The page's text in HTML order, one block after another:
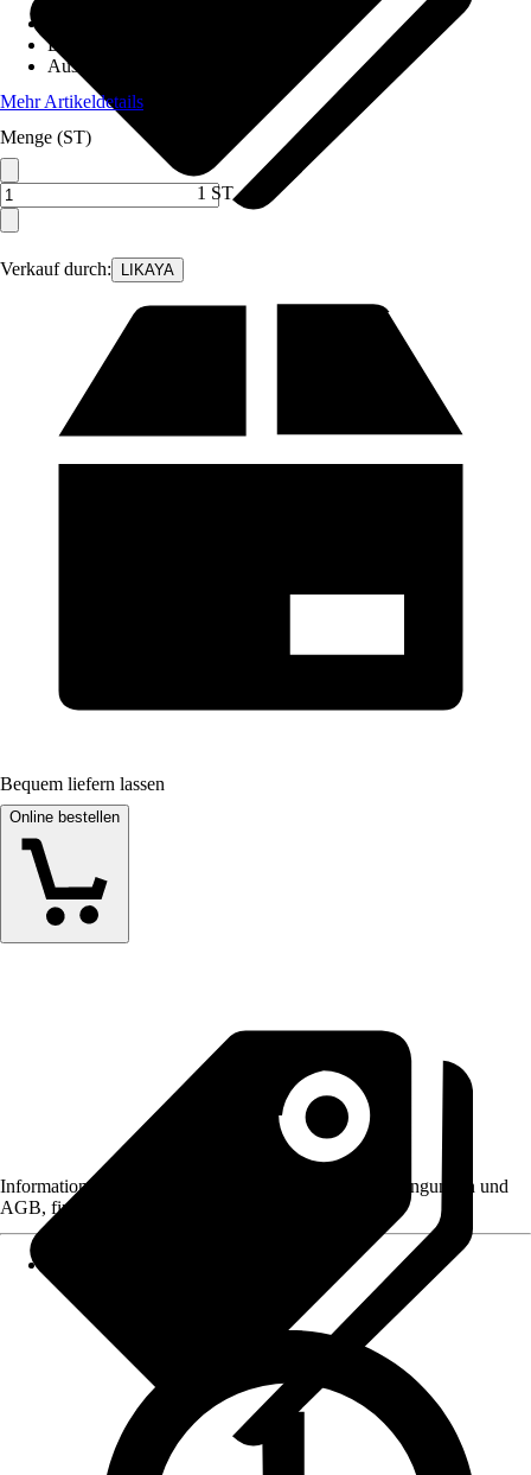
Verkauf durch: LIKAYA
Breite
Ausführung
Mehr Artikeldetails
Menge (ST)
1 ST
Bequem liefern lassen
Online bestellen
Informationen des Verkäufers, wie z. B. Rückgabebedingungen und
AGB, finden Sie bei Klick auf den Verkäufernamen.